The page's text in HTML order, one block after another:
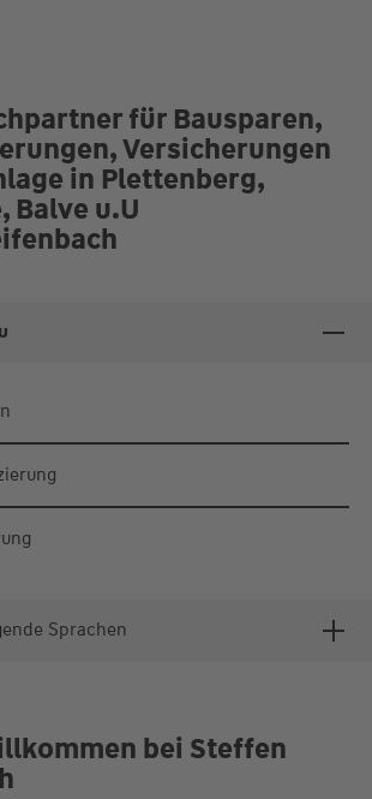
für Bausparen,
Versicherungen
in Plettenberg,
Balve u.U
Sprachen
bei Steffen